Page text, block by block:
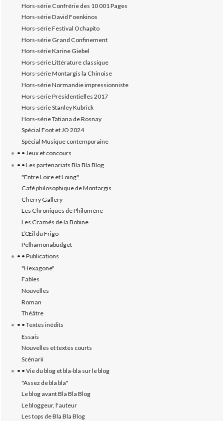
Hors-série Confrérie des 10 001 Pages
Hors-série David Foenkinos
Hors-série Festival Ochapito
Hors-série Grand Confinement
Hors-série Karine Giebel
Hors-série Littérature classique
Hors-série Montargis la Chinoise
Hors-série Normandie impressionniste
Hors-série Présidentielles 2017
Hors-série Stanley Kubrick
Hors-série Tatiana de Rosnay
Spécial Foot et JO 2024
Spécial Musique contemporaine
• • Jeux et concours
• • Les partenariats Bla Bla Blog
"Entre Loire et Loing"
Café philosophique de Montargis
Cherry Gallery
Les Chroniques de Philomène
Les Cramés de la Bobine
L’‎Œil du Frigo
Pelhamonabudget
• • Publications
"Hexagone"
Fables
Nouvelles
Roman
Théâtre
• • Textes inédits
Essais
Nouvelles et textes courts
Scénarii
• • Vie du blog et bla-bla sur le blog
"Assez de bla bla"
Le blog avant Bla Bla Blog
Le bloggeur, l'auteur
Les tops de Bla Bla Blog